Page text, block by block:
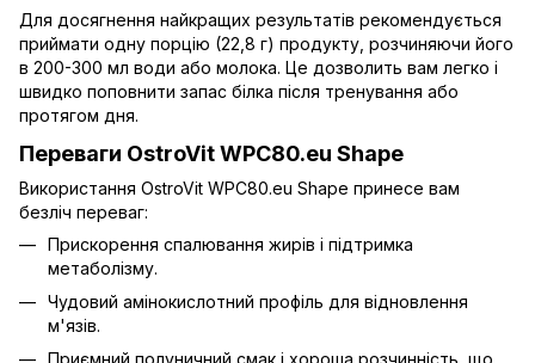
Для досягнення найкращих результатів рекомендується
приймати одну порцію (22,8 г) продукту, розчиняючи його
в 200-300 мл води або молока. Це дозволить вам легко і
швидко поповнити запас білка після тренування або
протягом дня.
Переваги OstroVit WPC80.eu Shape
Використання OstroVit WPC80.eu Shape принесе вам
безліч переваг:
Прискорення спалювання жирів і підтримка
метаболізму.
Чудовий амінокислотний профіль для відновлення
м'язів.